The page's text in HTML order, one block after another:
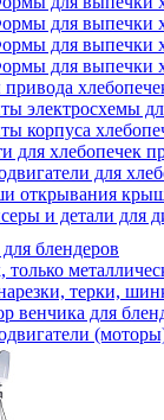
для выпечки
для выпечки
для выпечки
электросхемы
корпуса
для хлебопечек
для
открывания
и детали для
блендеров
терки,
венчика для